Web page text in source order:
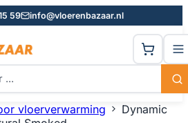
59 info@vloerenbazaar.nl
vloerverwarming
Dynamic